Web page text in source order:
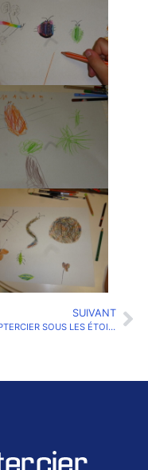
SUIVANT
CHAMPTERCIER SOUS LES ÉTOILES